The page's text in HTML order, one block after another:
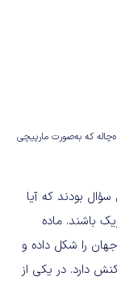
که به‌صورت مارپیچی
بودند که آیا
باشند. ماده
را شکل داده و
دارد. در یکی از